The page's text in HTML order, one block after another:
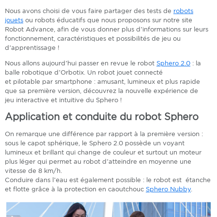
Nous avons choisi de vous faire partager des tests de robots
jouets ou robots éducatifs que nous proposons sur notre site
Robot Advance, afin de vous donner plus d’informations sur leurs
fonctionnement, caractéristiques et possibilités de jeu ou
d’apprentissage !
Nous allons aujourd’hui passer en revue le robot Sphero 2.0 : la
balle robotique d’Orbotix. Un robot jouet connecté
et pilotable par smartphone : amusant, lumineux et plus rapide
que sa première version, découvrez la nouvelle expérience de
jeu interactive et intuitive du Sphero !
Application et conduite du robot Sphero
On remarque une différence par rapport à la première version :
sous le capot sphérique, le Sphero 2.0 possède un voyant
lumineux et brillant qui change de couleur et surtout un moteur
plus léger qui permet au robot d’atteindre en moyenne une
vitesse de 8 km/h.
Conduire dans l’eau est également possible : le robot est étanche
et flotte grâce à la protection en caoutchouc Sphero Nubby.